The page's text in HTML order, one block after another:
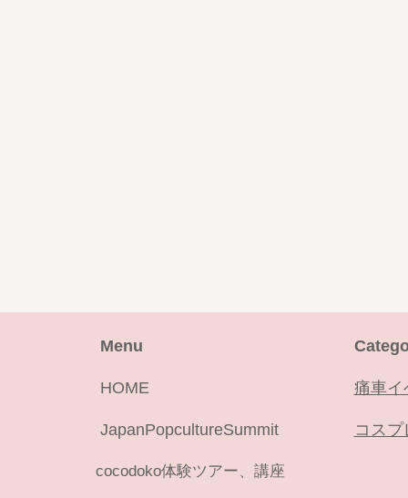
Menu
HOME
JapanPopcultureSummit
cocodoko体験ツアー、講座
痛車イ
コス